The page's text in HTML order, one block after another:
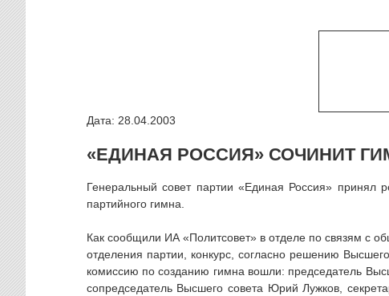
Дата: 28.04.2003
«ЕДИНАЯ РОССИЯ» СОЧИНИТ
Генеральный совет партии «Единая Россия» принял
партийного гимна.
Как сообщили ИА «Политсовет» в отделе по связям с
отделения партии, конкурс, согласно решению
комиссию по созданию гимна вошли: председатель
сопредседатель Высшего совета Юрий Лужков,